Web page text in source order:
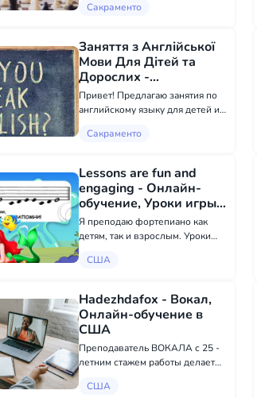
,что придумал человек. Смогу
логическому и стратегическо...
Сакраменто
Заняття з Англійської
Мови Для Дітей та
Дорослих -
Иностранные языки в
Сакраменто
Привет! Предлагаю занятия по
английскому языку для детей и
онлайн и офлайн режиме.
работы как репетитор
английского языка три года,
имею высшее...
Сакраменто
Lessons are fun and
engaging - Онлайн-
обучение, Уроки игры
на музыкальных
инструментах в США
Я преподаю фортепиано как
детям, так и взрослым. Уроки
меня обширный опыт работы с
+37367708870
США
Hadezhdafox - Вокал,
Онлайн-обучение в
США
Преподаватель ВОКАЛА с 25 -
летним стажем работы делает
учеников!Занятия онлайн! Научу
США